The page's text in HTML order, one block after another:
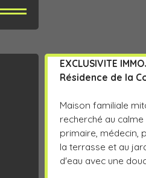
EXCLUSIVITE
Résidence de la
Maison familiale
recherché au
primaire, médecin,
la terrasse et au
d'eau avec une